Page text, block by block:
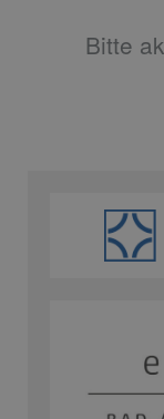
Bitte